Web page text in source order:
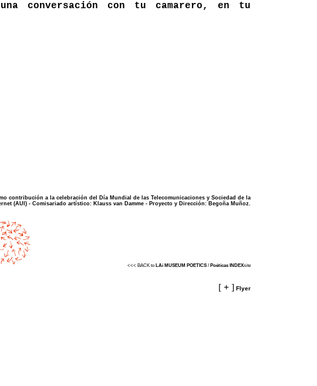
con tu camarero, en tu
contribución a la celebración del Día Mundial de las Telecomunicaciones y Sociedad de la
(AUI) - Comisariado artístico: Klauss van Damme - Proyecto y Dirección: Begoña Muñoz.
<<< BACK to LAi MUSEUM POETICS / Poéticas INDEXsite
[ + ] Flyer